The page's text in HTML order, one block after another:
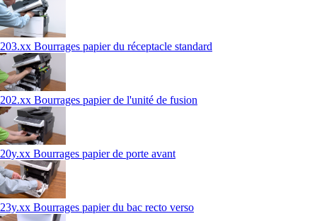
203.xx Bourrages papier du réceptacle standard
202.xx Bourrages papier de l'unité de fusion
20y.xx Bourrages papier de porte avant
23y.xx Bourrages papier du bac recto verso